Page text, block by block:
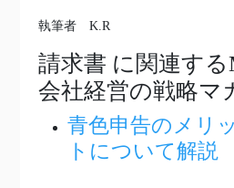
執筆者 K.R
請求書 に関連する
会社経営の戦略マ
青色申告のメリ
トについて解説